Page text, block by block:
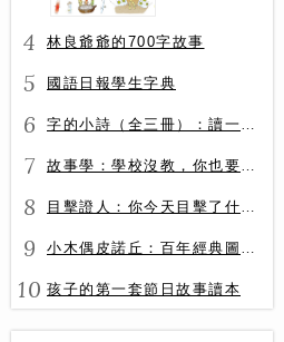
4 林良爺爺的700字故事
5 國語日報學生字典
6 字的小詩（全三冊）：讀一首詩，交一個字朋友（字字小宇宙+字字看心情+字字有意思）
7 故事學：學校沒教，你也要會的表達力
8 目擊證人：你今天目擊了什麼？
9 小木偶皮諾丘：百年經典圖文全譯版
10 孩子的第一套節日故事讀本